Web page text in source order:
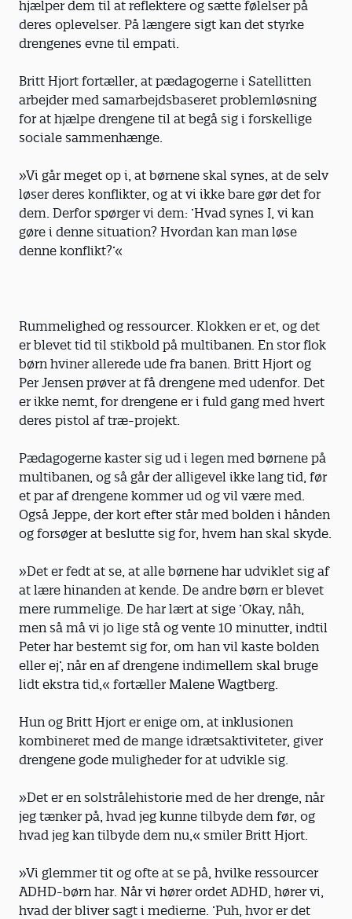
hjælper dem til at reflektere og sætte følelser på
deres oplevelser. På længere sigt kan det styrke
drengenes evne til empati.
Britt Hjort fortæller, at pædagogerne i Satellitten
arbejder med samarbejdsbaseret problemløsning
for at hjælpe drengene til at begå sig i forskellige
sociale sammenhænge.
»Vi går meget op i, at børnene skal synes, at de selv
løser deres konflikter, og at vi ikke bare gør det for
dem. Derfor spørger vi dem: ’Hvad synes I, vi kan
gøre i denne situation? Hvordan kan man løse
denne konflikt?’«
Rummelighed og ressourcer. Klokken er et, og det
er blevet tid til stikbold på multibanen. En stor flok
børn hviner allerede ude fra banen. Britt Hjort og
Per Jensen prøver at få drengene med udenfor. Det
er ikke nemt, for drengene er i fuld gang med hvert
deres pistol af træ-projekt.
Pædagogerne kaster sig ud i legen med børnene på
multibanen, og så går der alligevel ikke lang tid, før
et par af drengene kommer ud og vil være med.
Også Jeppe, der kort efter står med bolden i hånden
og forsøger at beslutte sig for, hvem han skal skyde.
»Det er fedt at se, at alle børnene har udviklet sig af
at lære hinanden at kende. De andre børn er blevet
mere rummelige. De har lært at sige ’Okay, nåh,
men så må vi jo lige stå og vente 10 minutter, indtil
Peter har bestemt sig for, om han vil kaste bolden
eller ej’, når en af drengene indimellem skal bruge
lidt ekstra tid,« fortæller Malene Wagtberg.
Hun og Britt Hjort er enige om, at inklusionen
kombineret med de mange idræts­aktiviteter, giver
drengene gode muligheder for at udvikle sig.
»Det er en solstrålehistorie med de her drenge, når
jeg tænker på, hvad jeg kunne tilbyde dem før, og
hvad jeg kan tilbyde dem nu,« smiler Britt Hjort.
»Vi glemmer tit og ofte at se på, hvilke ressourcer
ADHD-børn har. Når vi hører ordet ADHD, hører vi,
hvad der bliver sagt i medierne. ’Puh, hvor er det